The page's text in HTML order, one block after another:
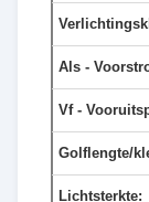
Als -
Vf -
Golflengte/
Lichtsterkte: